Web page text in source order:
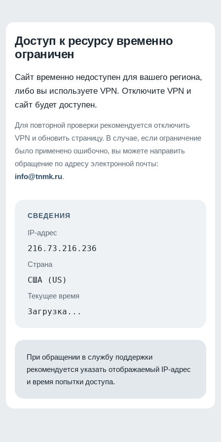
Доступ к ресурсу временно
ограничен
Сайт временно недоступен для вашего региона,
либо вы используете VPN. Отключите VPN и
сайт будет доступен.
Для повторной проверки рекомендуется отключить
VPN и обновить страницу. В случае, если ограничение
было применено ошибочно, вы можете направить
обращение по адресу электронной почты:
info@tnmk.ru.
СВЕДЕНИЯ
IP-адрес
216.73.216.236
Страна
США (US)
Текущее время
Загрузка...
При обращении в службу поддержки
рекомендуется указать отображаемый IP-адрес
и время попытки доступа.